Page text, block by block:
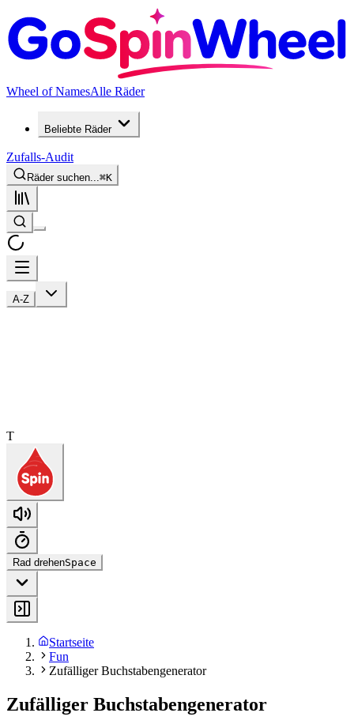
Wheel of NamesAlle Räder
Beliebte Räder
Zufalls-Audit
Räder suchen... ⌘K
A-Z
T
Rad drehenSpace
Startseite
Fun
Zufälliger Buchstabengenerator
Zufälliger Buchstabengenerator